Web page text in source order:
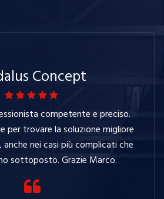
Concept
competente e preciso.
per trovare la soluzione migliore
nei casi più complicati che
sottoposto. Grazie Marco.